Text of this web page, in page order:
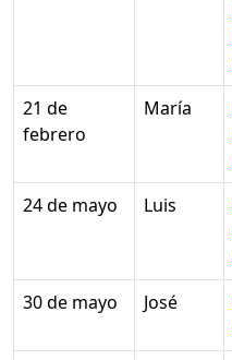
21 de
febrero
María
24 de mayo Luis
30 de mayo José